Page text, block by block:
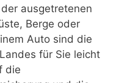
ausgetretenen
Berge oder
Auto sind die
für Sie leicht
die